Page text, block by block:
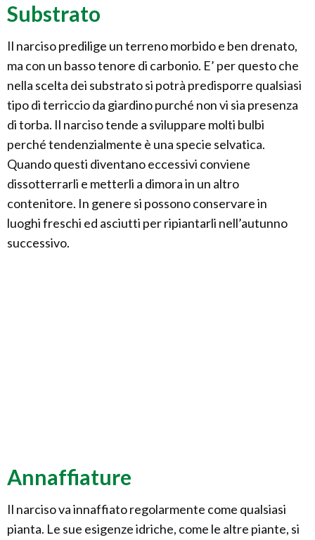
Substrato
Il narciso predilige un terreno morbido e ben drenato,
ma con un basso tenore di carbonio. E’ per questo che
nella scelta dei substrato si potrà predisporre qualsiasi
tipo di terriccio da giardino purché non vi sia presenza
di torba. Il narciso tende a sviluppare molti bulbi
perché tendenzialmente è una specie selvatica.
Quando questi diventano eccessivi conviene
dissotterrarli e metterli a dimora in un altro
contenitore. In genere si possono conservare in
luoghi freschi ed asciutti per ripiantarli nell’autunno
successivo.
Annaffiature
Il narciso va innaffiato regolarmente come qualsiasi
pianta. Le sue esigenze idriche, come le altre piante, si